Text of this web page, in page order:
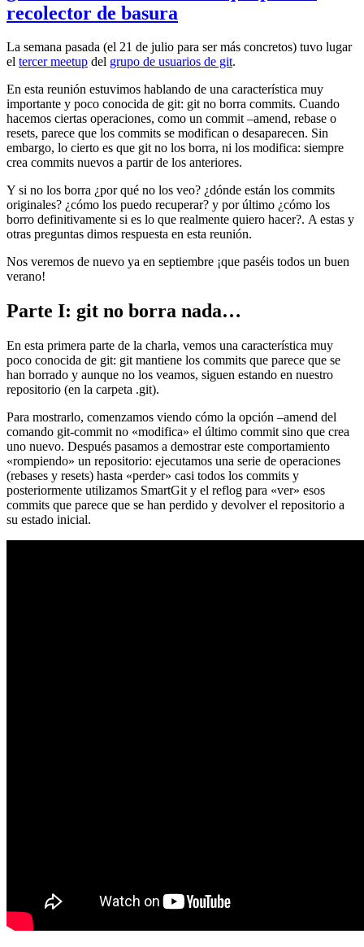
recolector de basura
La semana pasada (el 21 de julio para ser más concretos) tuvo lugar
el tercer meetup del grupo de usuarios de git.
En esta reunión estuvimos hablando de una característica muy
importante y poco conocida de git: git no borra commits. Cuando
hacemos ciertas operaciones, como un commit –amend, rebase o
resets, parece que los commits se modifican o desaparecen. Sin
embargo, lo cierto es que git no los borra, ni los modifica: siempre
crea commits nuevos a partir de los anteriores.
Y si no los borra ¿por qué no los veo? ¿dónde están los commits
originales? ¿cómo los puedo recuperar? y por último ¿cómo los
borro definitivamente si es lo que realmente quiero hacer?. A estas y
otras preguntas dimos respuesta en esta reunión.
Nos veremos de nuevo ya en septiembre ¡que paséis todos un buen
verano!
Parte I: git no borra nada…
En esta primera parte de la charla, vemos una característica muy
poco conocida de git: git mantiene los commits que parece que se
han borrado y aunque no los veamos, siguen estando en nuestro
repositorio (en la carpeta .git).
Para mostrarlo, comenzamos viendo cómo la opción –amend del
comando git-commit no «modifica» el último commit sino que crea
uno nuevo. Después pasamos a demostrar este comportamiento
«rompiendo» un repositorio: ejecutamos una serie de operaciones
(rebases y resets) hasta «perder» casi todos los commits y
posteriormente utilizamos SmartGit y el reflog para «ver» esos
commits que parece que se han perdido y devolver el repositorio a
su estado inicial.